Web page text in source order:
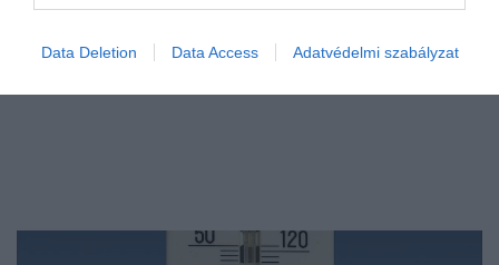
Data Deletion Data Access Adatvédelmi szabályzat